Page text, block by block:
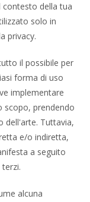
contesto della tua
solo in
privacy.
il possibile per
forma di uso
implementare
scopo, prendendo
dell'arte. Tuttavia,
e/o indiretta,
a seguito
alcuna